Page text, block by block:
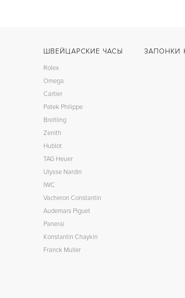
ШВЕЙЦАРСКИЕ ЧАСЫ
Rolex
Omega
Cartier
Patek Philippe
Breitling
Zenith
Hublot
TAG Heuer
Ulysse Nardin
IWC
Vacheron Constantin
Audemars Piguet
Panerai
Konstantin Chaykin
Franck Muller
ЗАПОНКИ